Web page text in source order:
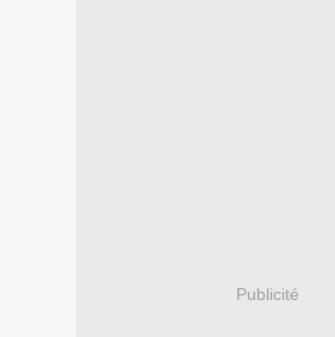
Publicité